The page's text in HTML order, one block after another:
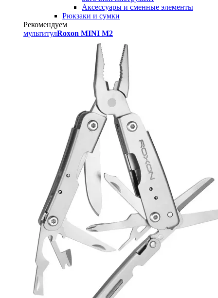
Аксессуары и сменные элементы
Рюкзаки и сумки
Рекомендуем
мультитулRoxon MINI M2